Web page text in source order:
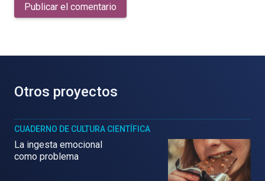
Publicar el comentario
Otros proyectos
CUADERNO DE CULTURA CIENTÍFICA
La ingesta emocional
como problema